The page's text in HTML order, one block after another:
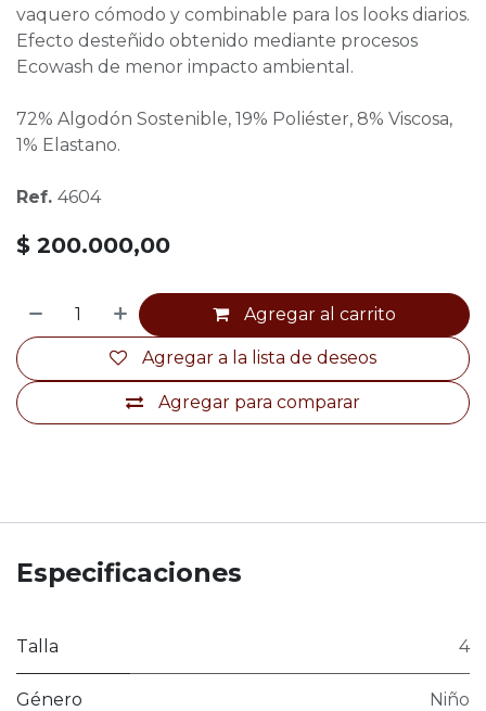
vaquero cómodo y combinable para los looks diarios.
Efecto desteñido obtenido mediante procesos
Ecowash de menor impacto ambiental.
72% Algodón Sostenible, 19% Poliéster, 8% Viscosa,
1% Elastano.
Ref. 4604
$ 200.000,00
Agregar al carrito
Agregar para comparar
Agregar a la lista de deseos
Especificaciones
Talla 4
Género Niño